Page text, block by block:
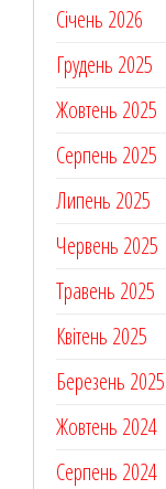
Січень 2026
Грудень 2025
Жовтень 2025
Серпень 2025
Липень 2025
Червень 2025
Травень 2025
Квітень 2025
Березень 2025
Жовтень 2024
Серпень 2024